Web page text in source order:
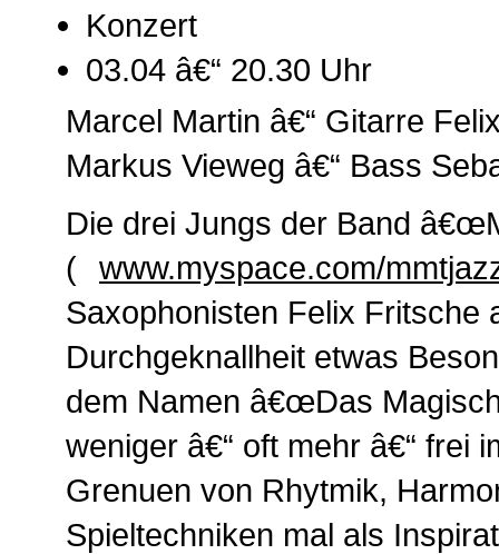
Konzert
03.04 â€“ 20.30 Uhr
Marcel Martin â€“ Gitarre
Markus Vieweg â€“ Bass
Die drei Jungs der Band
(
www.myspace.com/
Saxophonisten Felix Fritsche
Durchgeknallheit etwas
dem Namen â€œDas
weniger â€“ oft mehr â€“ frei
Grenuen von Rhytmik,
Spieltechniken mal als